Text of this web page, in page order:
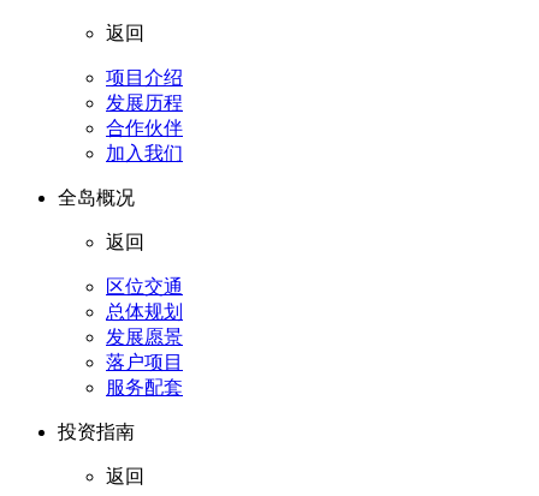
返回
项目介绍
发展历程
合作伙伴
加入我们
全岛概况
返回
区位交通
总体规划
发展愿景
落户项目
服务配套
投资指南
返回